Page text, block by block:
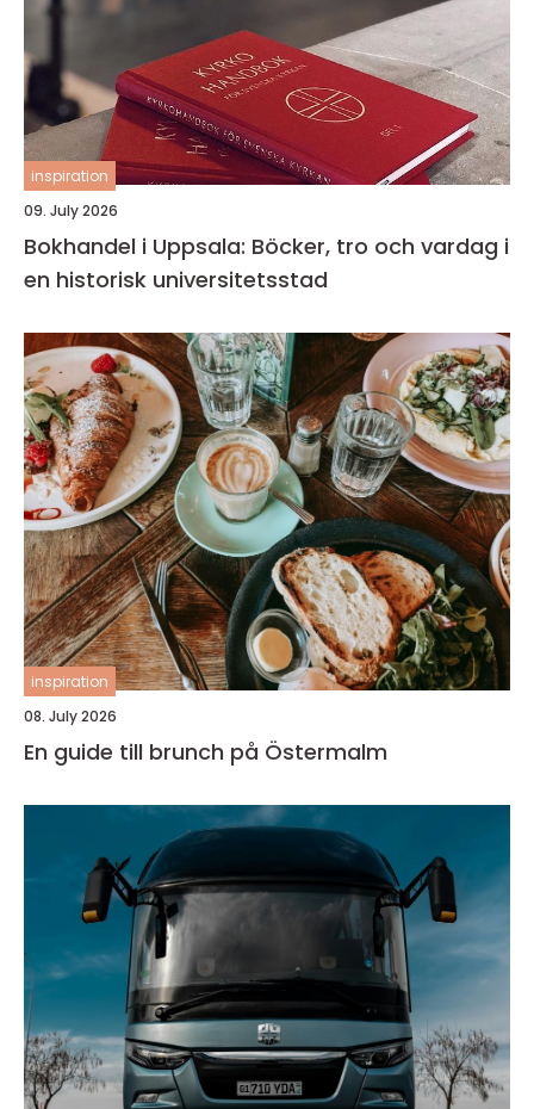
inspiration
09. July 2026
Bokhandel i Uppsala: Böcker, tro och vardag i
en historisk universitetsstad
inspiration
08. July 2026
En guide till brunch på Östermalm